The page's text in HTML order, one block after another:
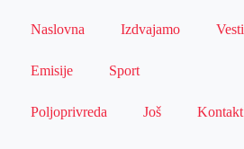
Naslovna Izdvajamo Vesti
Emisije Sport
Poljoprivreda Još Kontakt